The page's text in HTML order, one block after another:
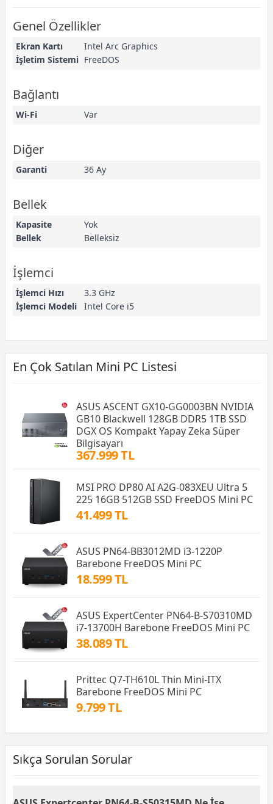
Genel Özellikler
Ekran Kartı
Intel Arc Graphics
İşletim Sistemi FreeDOS
Bağlantı
Wi-Fi Var
Diğer
Garanti 36 Ay
Bellek
Kapasite
Yok
Bellek
Belleksiz
İşlemci
İşlemci Hızı
3.3 GHz
İşlemci Modeli
Intel Core i5
En Çok Satılan Mini PC Listesi
ASUS ASCENT GX10-GG0003BN NVIDIA
GB10 Blackwell 128GB DDR5 1TB SSD
DGX OS Kompakt Yapay Zeka Süper
Bilgisayarı
367.999 TL
MSI PRO DP80 AI A2G-083XEU Ultra 5
225 16GB 512GB SSD FreeDOS Mini PC
41.499 TL
ASUS PN64-BB3012MD i3-1220P
Barebone FreeDOS Mini PC
18.599 TL
ASUS ExpertCenter PN64-B-S70310MD
i7-13700H Barebone FreeDOS Mini PC
38.089 TL
Prittec Q7-TH610L Thin Mini-ITX
Barebone FreeDOS Mini PC
9.799 TL
Sıkça Sorulan Sorular